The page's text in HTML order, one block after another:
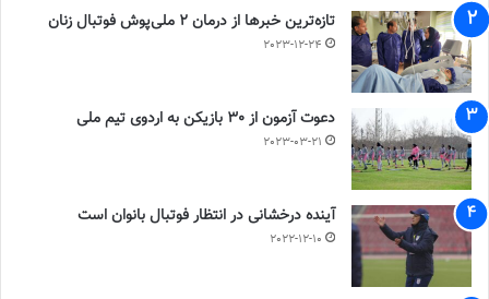
تازه‌ترین خبرها از درمان ۲ ملی‌پوش فوتبال زنان
2023-12-24
دعوت آزمون از 30 بازیکن به اردوی تیم ملی
2023-03-21
آینده درخشانی در انتظار فوتبال بانوان است
2022-12-10